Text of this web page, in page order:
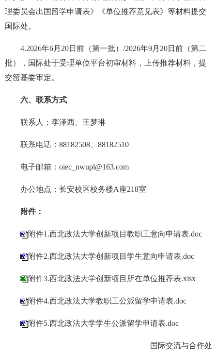
理委员会出国留学申请表》《单位推荐意见表》等材料提交
国际处。
4.2026年6月20日前（第一批）/2026年9月20日前（第二
批），国际处于受理单位平台初审材料，上传推荐材料，提
交留基委审定。
六、联系方式
联系人：李泽西、王梦琳
联系电话：88182508、88182510
电子邮箱：oiec_nwupl@163.com
办公地点：长安校区校务楼A座218室
附件：
附件1.西北政法大学创新项目教职工意向申请表.doc
附件2.西北政法大学创新项目学生意向申请表.doc
附件3.西北政法大学创新项目所在单位推荐表.xlsx
附件4.西北政法大学教职工公派留学申请表.doc
附件5.西北政法大学学生公派留学申请表.doc
国际交流与合作处